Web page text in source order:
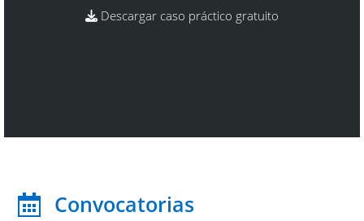
Descargar caso práctico gratuito
Convocatorias